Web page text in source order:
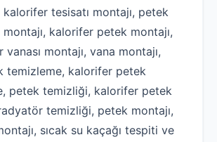
kalorifer tesisatı montajı, petek
montajı, kalorifer petek montajı,
vanası montajı, vana montajı,
temizleme, kalorifer petek
petek temizliği, kalorifer petek
temizliği, petek montajı,
sıcak su kaçağı tespiti ve